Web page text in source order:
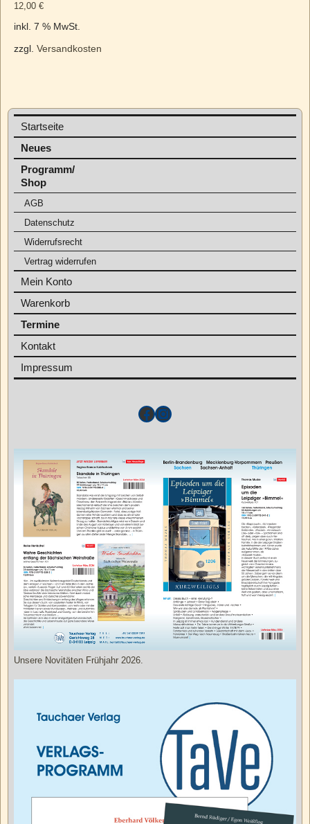
12,00 €
inkl. 7 % MwSt.
zzgl. Versandkosten
Startseite
Neues
Programm/
Shop
AGB
Datenschutz
Widerrufsrecht
Vertrag widerrufen
Mein Konto
Warenkorb
Termine
Kontakt
Impressum
Unsere Novitäten Frühjahr 2026.